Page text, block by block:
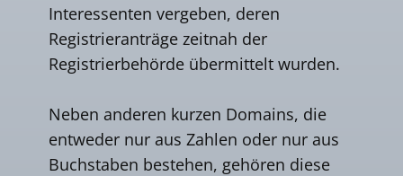
Interessenten vergeben, deren
Registrieranträge zeitnah der
Registrierbehörde übermittelt wurden.
Neben anderen kurzen Domains, die
entweder nur aus Zahlen oder nur aus
Buchstaben bestehen, gehören diese